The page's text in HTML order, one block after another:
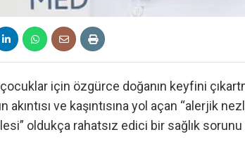
çocuklar için özgürce doğanın keyfini
akıntısı ve kaşıntısına yol açan “alerjik
oldukça rahatsız edici bir sağlık